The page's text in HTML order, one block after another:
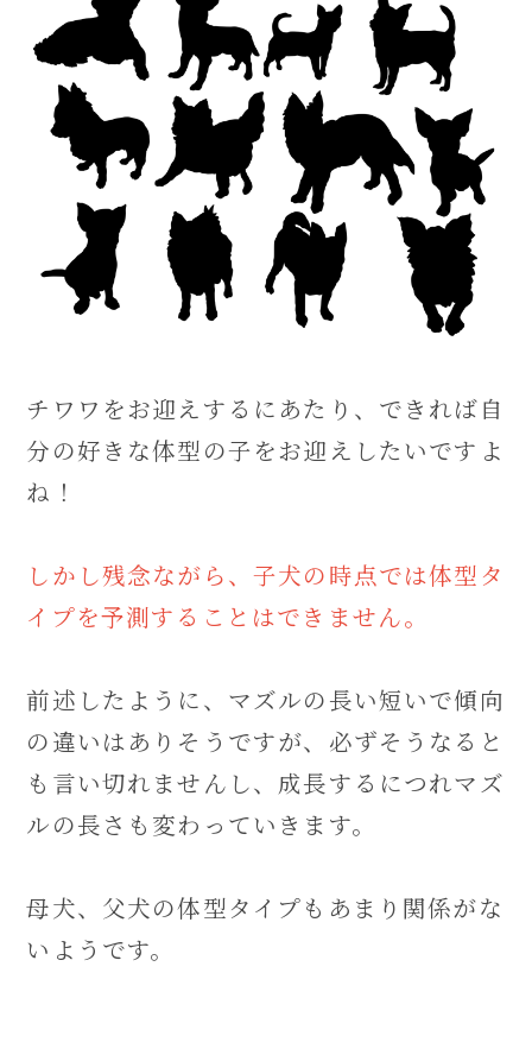
チワワをお迎えするにあたり、できれば自
分の好きな体型の子をお迎えしたいですよ
ね！
しかし残念ながら、子犬の時点では体型タ
イプを予測することはできません。
前述したように、マズルの長い短いで傾向
の違いはありそうですが、必ずそうなると
も言い切れませんし、成長するにつれマズ
ルの長さも変わっていきます。
母犬、父犬の体型タイプもあまり関係がな
いようです。